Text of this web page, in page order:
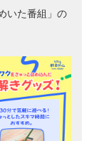
いた番組」の